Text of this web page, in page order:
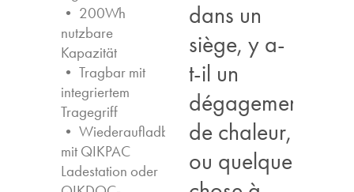
• 200Wh
nutzbare
Kapazität
• Tragbar mit
integriertem
Tragegriff
• Wiederaufladbar
mit QIKPAC
Ladestation oder
dans un
siège, y a-
t-il un
dégagement
de chaleur,
ou quelque